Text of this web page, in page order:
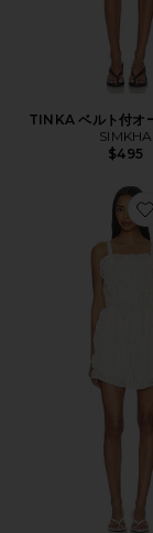
TINKA ベルト付オ
$495